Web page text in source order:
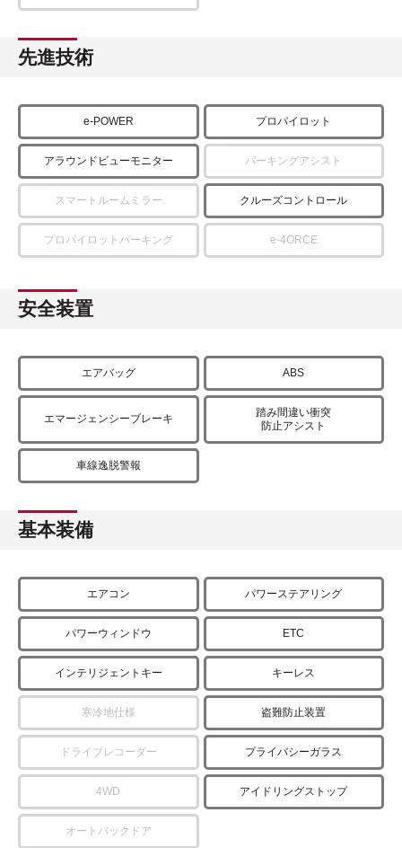
先進技術
e-POWER プロパイロット
アラウンドビューモニター パーキングアシスト
スマートルームミラー クルーズコントロール
プロパイロットパーキング e-4ORCE
安全装置
エアバッグ ABS
エマージェンシーブレーキ
踏み間違い衝突
防止アシスト
車線逸脱警報
基本装備
エアコン パワーステアリング
パワーウィンドウ ETC
インテリジェントキー キーレス
寒冷地仕様 盗難防止装置
ドライブレコーダー プライバシーガラス
4WD アイドリングストップ
オートバックドア